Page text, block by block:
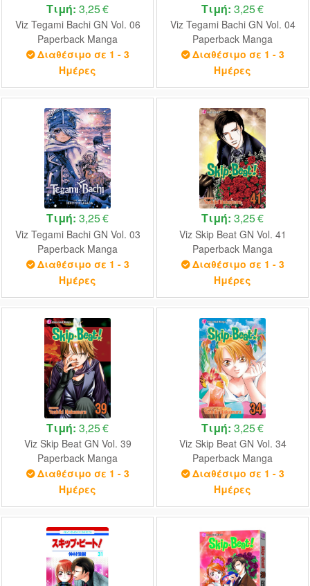
Τιμή: 3,25 €
Viz Tegami Bachi GN Vol. 06
Paperback Manga
Διαθέσιμο σε 1 - 3
Ημέρες
Τιμή: 3,25 €
Viz Tegami Bachi GN Vol. 04
Paperback Manga
Διαθέσιμο σε 1 - 3
Ημέρες
Τιμή: 3,25 €
Viz Tegami Bachi GN Vol. 03
Paperback Manga
Διαθέσιμο σε 1 - 3
Ημέρες
Τιμή: 3,25 €
Viz Skip Beat GN Vol. 41
Paperback Manga
Διαθέσιμο σε 1 - 3
Ημέρες
Τιμή: 3,25 €
Viz Skip Beat GN Vol. 39
Paperback Manga
Διαθέσιμο σε 1 - 3
Ημέρες
Τιμή: 3,25 €
Viz Skip Beat GN Vol. 34
Paperback Manga
Διαθέσιμο σε 1 - 3
Ημέρες